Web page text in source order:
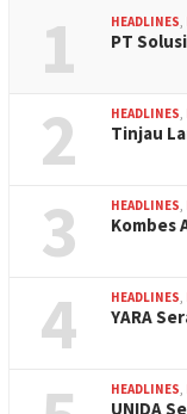
1 HEADLINES
PT
2 HEADLINES
Tinjau
3 HEADLINES
Kombes
4 HEADLINES
YARA
HEADLINES
UNIDA